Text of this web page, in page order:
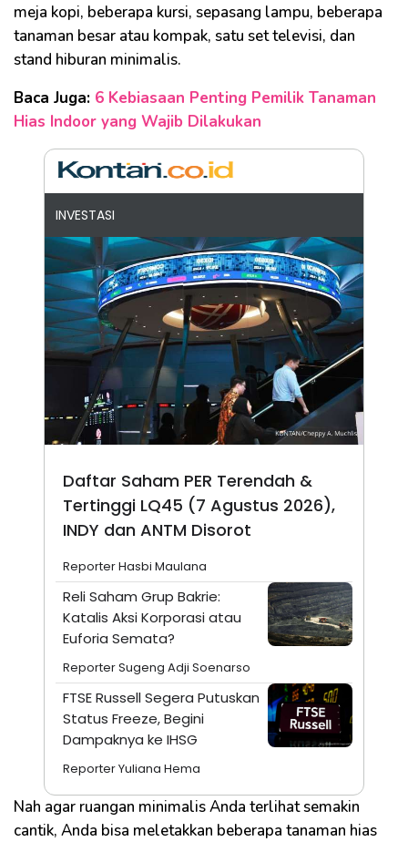
meja kopi, beberapa kursi, sepasang lampu, beberapa
tanaman besar atau kompak, satu set televisi, dan
stand hiburan minimalis.
Baca Juga: 6 Kebiasaan Penting Pemilik Tanaman
Hias Indoor yang Wajib Dilakukan
INVESTASI
Daftar Saham PER Terendah &
Tertinggi LQ45 (7 Agustus 2026),
INDY dan ANTM Disorot
Reporter Hasbi Maulana
Reli Saham Grup Bakrie:
Katalis Aksi Korporasi atau
Euforia Semata?
Reporter Sugeng Adji Soenarso
FTSE Russell Segera Putuskan
Status Freeze, Begini
Dampaknya ke IHSG
Reporter Yuliana Hema
Nah agar ruangan minimalis Anda terlihat semakin
cantik, Anda bisa meletakkan beberapa tanaman hias